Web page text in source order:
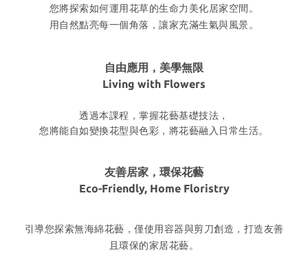
您將探索如何運用花草的生命力美化居家空間。
用自然點亮每一個角落，讓家充滿生氣與風景。
自由應用，美學無限
Living with Flowers
透過本課程，掌握花藝基礎技法，
您將能自如變換花型與色彩，將花藝融入日常生活。
友善居家，環保花藝
Eco-Friendly, Home Floristry
引導您探索無海綿花藝，僅使用容器與剪刀創造，打造友善
且環保的家居花藝。